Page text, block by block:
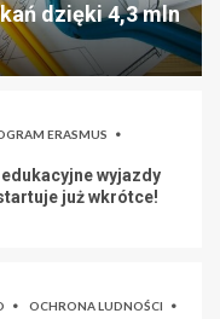
dzięki 4,3 mln
ERASMUS
wyjazdy
już wkrótce!
OCHRONA LUDNOŚCI